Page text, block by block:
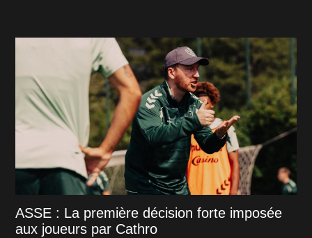
ASSE : La première décision forte imposée
aux joueurs par Cathro